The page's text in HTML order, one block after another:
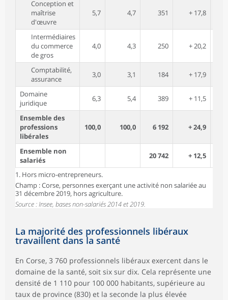
Conception et
maîtrise
d'œuvre
5,7 4,7 351 + 17,8
Intermédiaires
du commerce
de gros
4,0 4,3 250 + 20,2
Comptabilité,
assurance
3,0 3,1 184 + 17,9
Domaine
juridique
6,3 5,4 389 + 11,5
Ensemble des
professions
libérales
100,0 100,0 6 192 + 24,9
Ensemble non
salariés
20 742 + 12,5
1. Hors micro-entrepreneurs.
Champ : Corse, personnes exerçant une activité non salariée au
31 décembre 2019, hors agriculture.
Source : Insee, bases non-salariés 2014 et 2019.
La majorité des professionnels libéraux
travaillent dans la santé
En Corse, 3 760 professionnels libéraux exercent dans le
domaine de la santé, soit six sur dix. Cela représente une
densité de 1 110 pour 100 000 habitants, supérieure au
taux de province (830) et la seconde la plus élevée